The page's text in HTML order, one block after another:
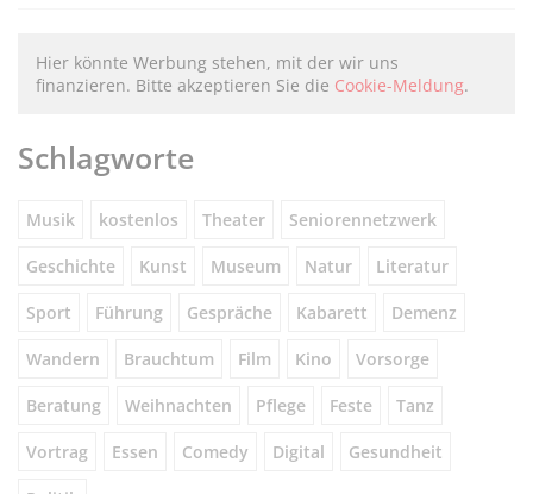
Hier könnte Werbung stehen, mit der wir uns
finanzieren. Bitte akzeptieren Sie die Cookie-Meldung.
Schlagworte
Musik kostenlos Theater Seniorennetzwerk
Geschichte Kunst Museum Natur Literatur
Sport Führung Gespräche Kabarett Demenz
Wandern Brauchtum Film Kino Vorsorge
Beratung Weihnachten Pflege Feste Tanz
Vortrag Essen Comedy Digital Gesundheit